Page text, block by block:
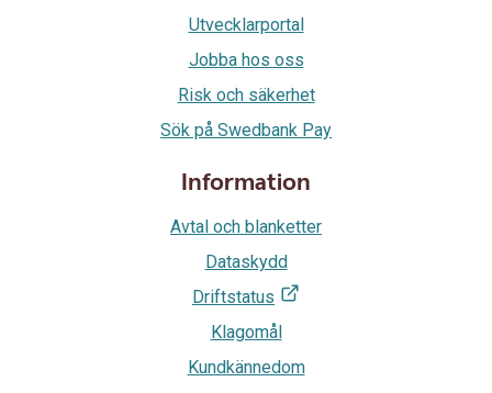
Utvecklarportal
Jobba hos oss
Risk och säkerhet
Sök på Swedbank Pay
Information
Avtal och blanketter
Dataskydd
Driftstatus
Klagomål
Kundkännedom